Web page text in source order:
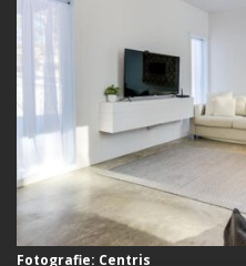
Fotografie: Centris